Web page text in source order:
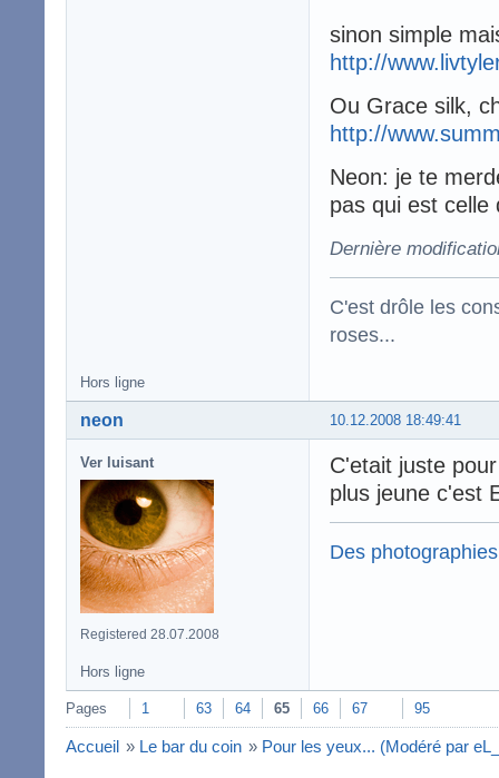
sinon simple
http://
Ou Grace silk,
http://
Neon: je te
pas qui est
Dernière
C'est drôle les
roses...
Hors ligne
10.12.2008 18:49:41
neon
Ver luisant
Registered 28.07.2008
C'etait juste
plus jeune c'est
Des
Hors ligne
Pages 1 63 64 65 66 67 95
Accueil » Le bar du coin » Pour les yeux... (Modéré par